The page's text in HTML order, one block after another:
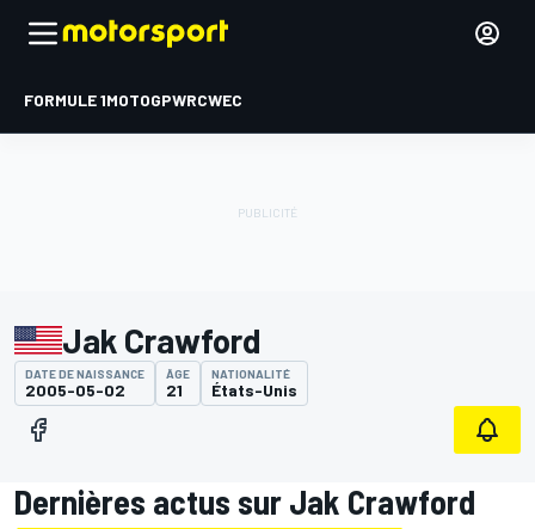
FORMULE 1MOTOGPWRCWEC
Jak Crawford
DATE DE NAISSANCE
2005-05-02
ÂGE
21
NATIONALITÉ
États-Unis
Dernières actus sur Jak Crawford